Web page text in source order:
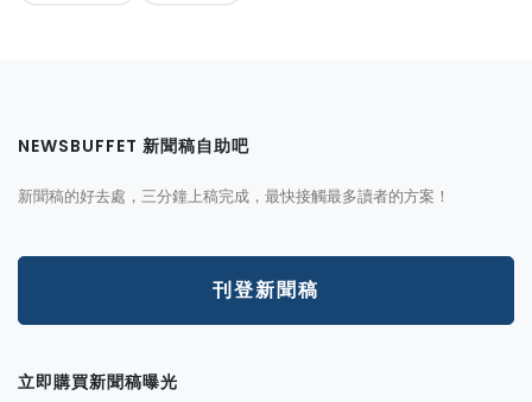
NEWSBUFFET 新聞稿自助吧
新聞稿的好去處，三分鐘上稿完成，最快接觸最多讀者的方案！
刊登新聞稿
立即購買新聞稿曝光